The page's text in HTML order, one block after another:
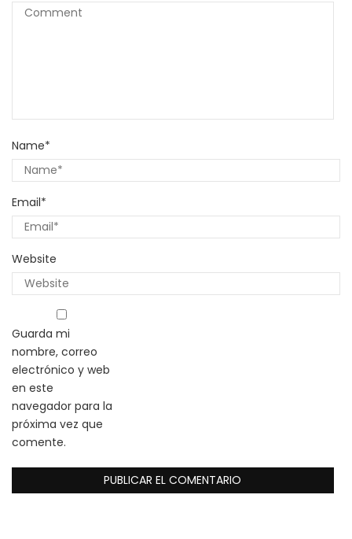
Name*
Email*
Website
Guarda mi
nombre, correo
electrónico y web
en este
navegador para la
próxima vez que
comente.